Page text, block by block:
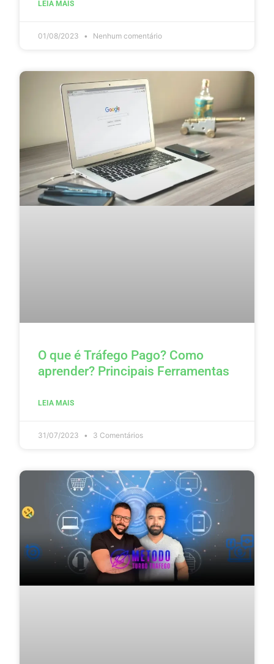
LEIA MAIS
01/08/2023 Nenhum comentário
O que é Tráfego Pago? Como
aprender? Principais Ferramentas
LEIA MAIS
31/07/2023 3 Comentários